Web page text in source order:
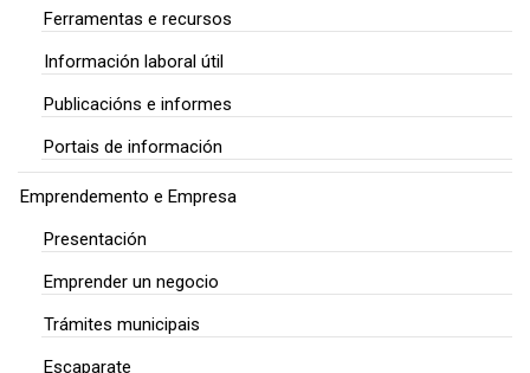
Ferramentas e recursos
Información laboral útil
Publicacións e informes
Portais de información
Emprendemento e Empresa
Presentación
Emprender un negocio
Trámites municipais
Escaparate